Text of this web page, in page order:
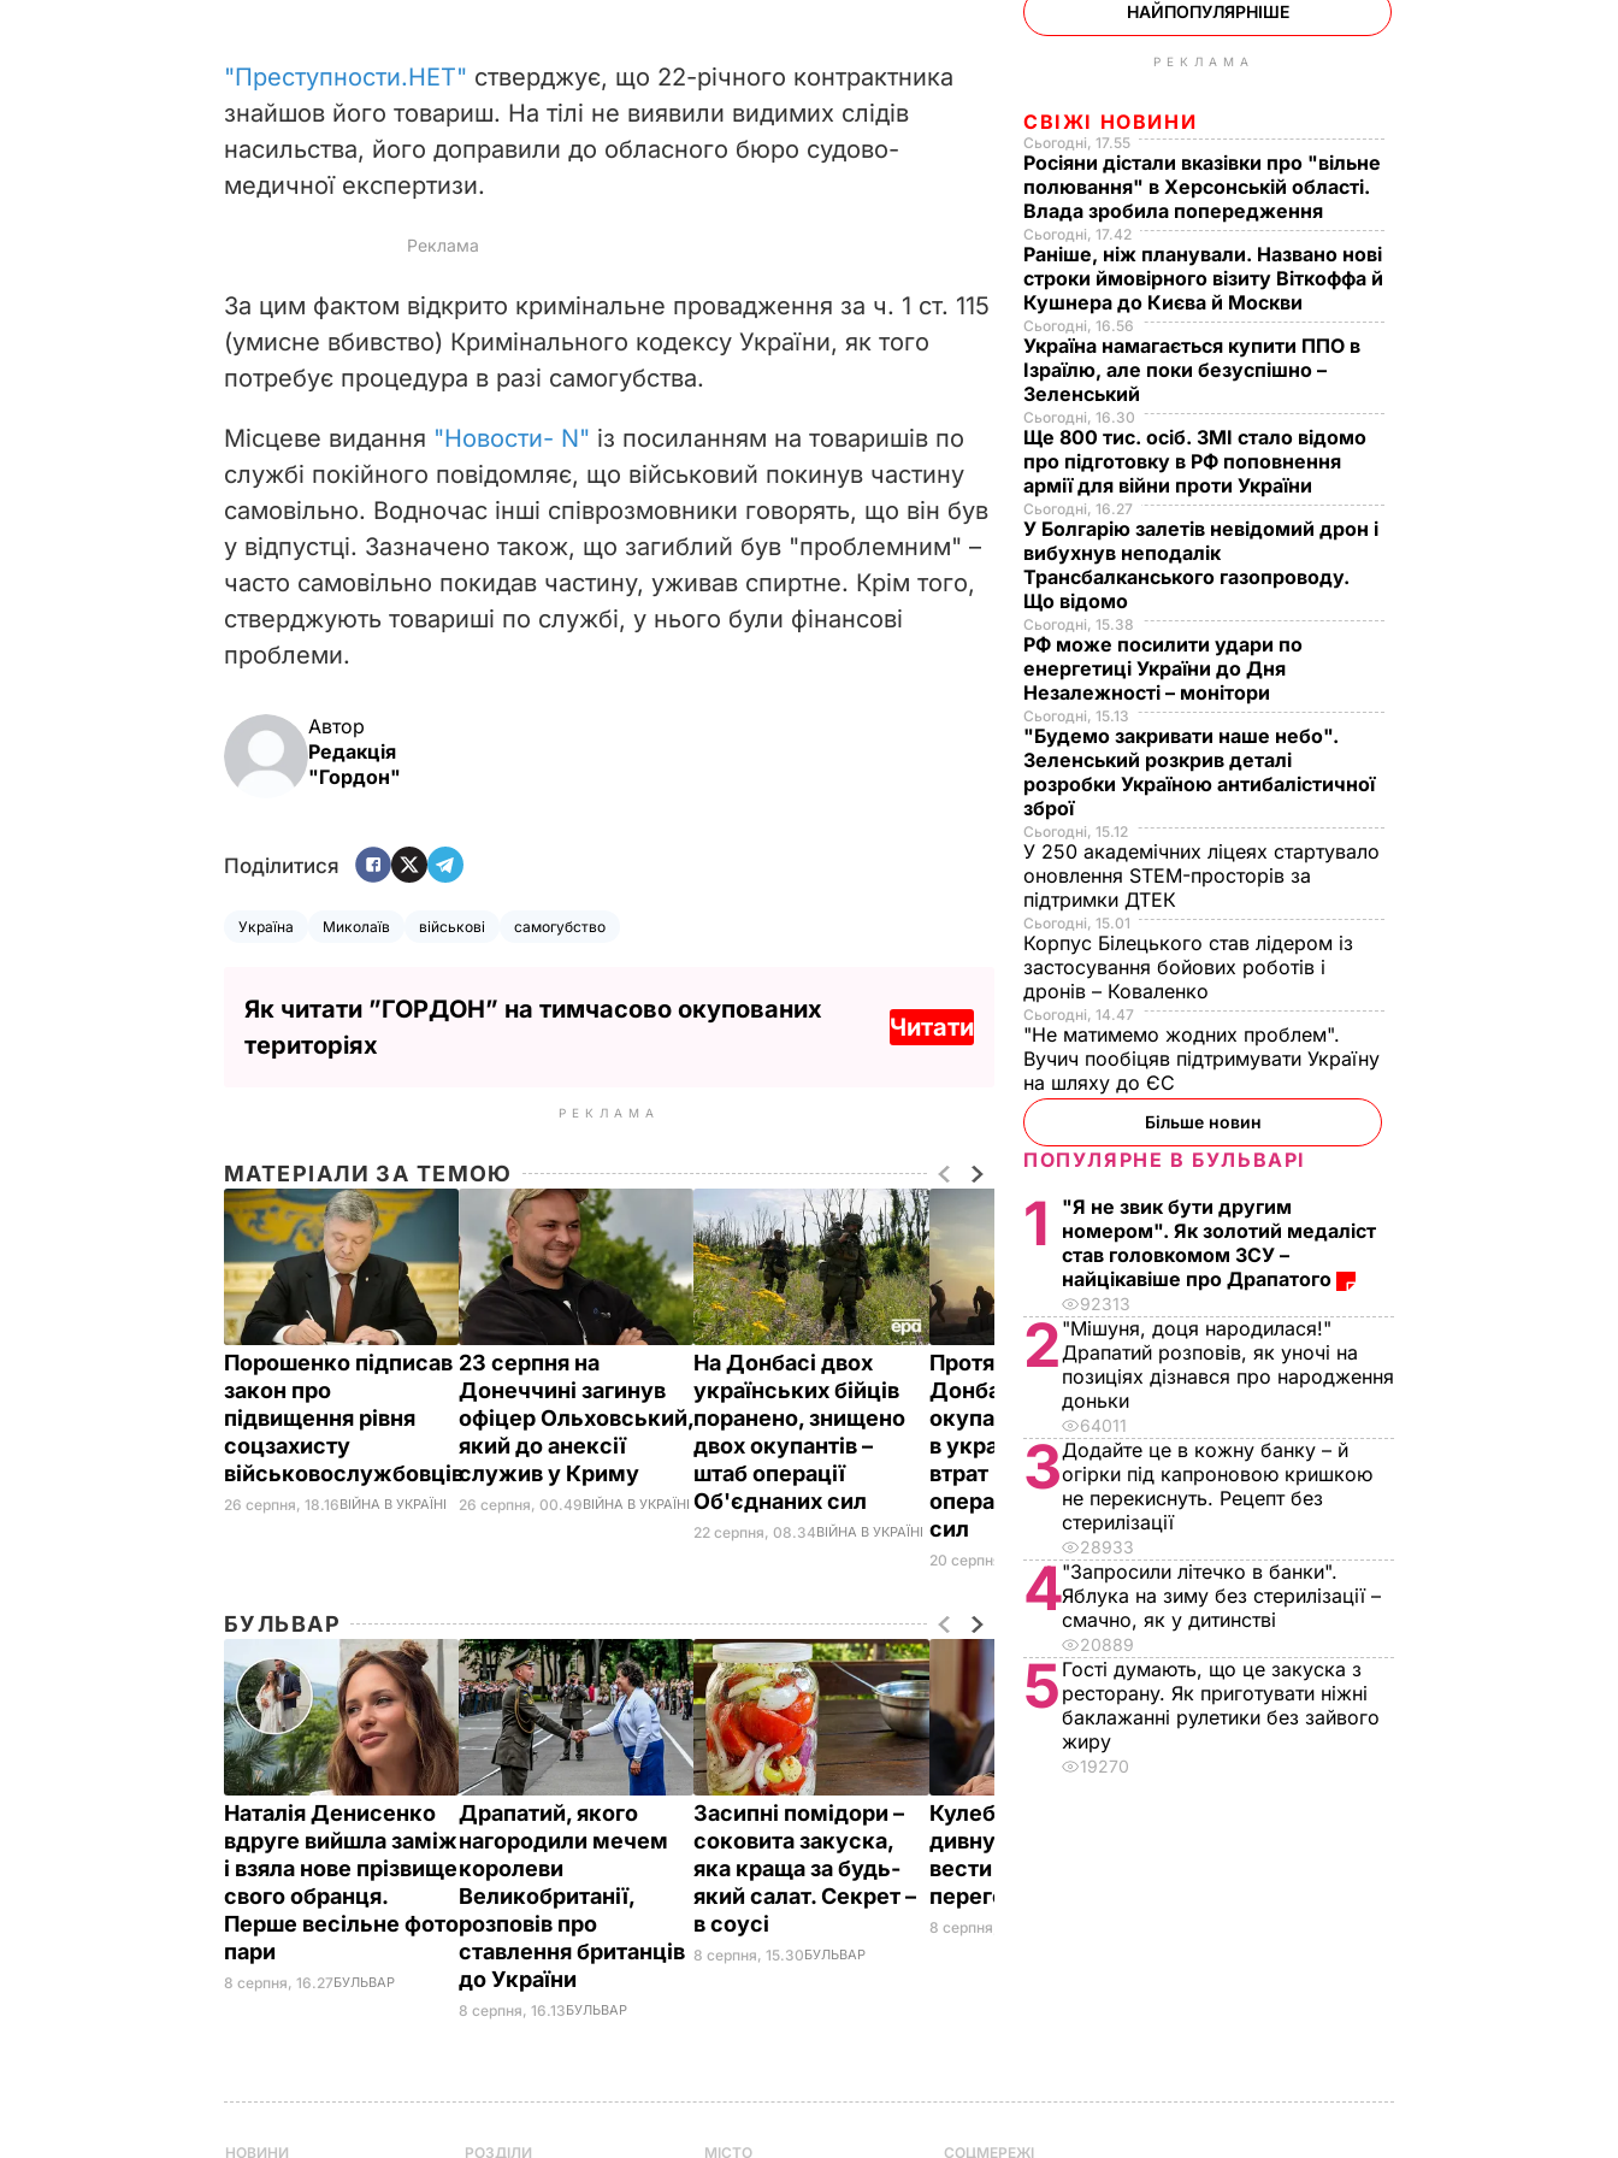
"Преступности.НЕТ" стверджує, що 22-річного контрактника
знайшов його товариш. На тілі не виявили видимих слідів
насильства, його доправили до обласного бюро судово-
медичної експертизи.
За цим фактом відкрито кримінальне провадження за ч. 1 ст. 115
(умисне вбивство) Кримінального кодексу України, як того
потребує процедура в разі самогубства.
Місцеве видання "Новости- N" із посиланням на товаришів по
службі покійного повідомляє, що військовий покинув частину
самовільно. Водночас інші співрозмовники говорять, що він був
у відпустці. Зазначено також, що загиблий був "проблемним" –
часто самовільно покидав частину, уживав спиртне. Крім того,
стверджують товариші по службі, у нього були фінансові
проблеми.
Автор
Редакція
"Гордон"
Поділитися
Україна Миколаїв військові самогубство
Як читати ”ГОРДОН” на тимчасово окупованих
територіях
Читати
РЕКЛАМА
МАТЕРІАЛИ ЗА ТЕМОЮ
Порошенко підписав
закон про
підвищення рівня
соцзахисту
військовослужбовців
26 серпня, 18.16ВІЙНА В УКРАЇНІ
23 серпня на
Донеччині загинув
офіцер Ольховський,
який до анексії
служив у Криму
26 серпня, 00.49ВІЙНА В УКРАЇНІ
На Донбасі двох
українських бійців
поранено, знищено
двох окупантів –
штаб операції
Об'єднаних сил
22 серпня, 08.34ВІЙНА В УКРАЇНІ
Протягом доби на
Донбасі двох
окупантів поранено,
в українських бійців
втрат немає – штаб
операції Об'єднаних
сил
20 серпня, 08.30ВІЙНА В УКРАЇНІ
Доба на Донбасі: 43
обстріли, п'ять
українських
військових, семеро
поранених
24 серпня, 08.11
БУЛЬВАР
Наталія Денисенко
вдруге вийшла заміж
і взяла нове прізвище
свого обранця.
Перше весільне фото
пари
8 серпня, 16.27БУЛЬВАР
Драпатий, якого
нагородили мечем
королеви
Великобританії,
розповів про
ставлення британців
до України
8 серпня, 16.13БУЛЬВАР
Засипні помідори –
соковита закуска,
яка краща за будь-
який салат. Секрет –
в соусі
8 серпня, 15.30БУЛЬВАР
Кулеба розповів про
дивну манеру Путіна
вести телефонні
переговори
8 серпня, 10.25
НАЙПОПУЛЯРНІШЕ
РЕКЛАМА
СВІЖІ НОВИНИ
Сьогодні, 17.55
Росіяни дістали вказівки про "вільне
полювання" в Херсонській області.
Влада зробила попередження
Сьогодні, 17.42
Раніше, ніж планували. Названо нові
строки ймовірного візиту Віткоффа й
Кушнера до Києва й Москви
Сьогодні, 16.56
Україна намагається купити ППО в
Ізраїлю, але поки безуспішно –
Зеленський
Сьогодні, 16.30
Ще 800 тис. осіб. ЗМІ стало відомо
про підготовку в РФ поповнення
армії для війни проти України
Сьогодні, 16.27
У Болгарію залетів невідомий дрон і
вибухнув неподалік
Трансбалканського газопроводу.
Що відомо
Сьогодні, 15.38
РФ може посилити удари по
енергетиці України до Дня
Незалежності – монітори
Сьогодні, 15.13
"Будемо закривати наше небо".
Зеленський розкрив деталі
розробки Україною антибалістичної
зброї
Сьогодні, 15.12
У 250 академічних ліцеях стартувало
оновлення STEM-просторів за
підтримки ДТЕК​
Сьогодні, 15.01
Корпус Білецького став лідером із
застосування бойових роботів і
дронів – Коваленко
Сьогодні, 14.47
"Не матимемо жодних проблем".
Вучич пообіцяв підтримувати Україну
на шляху до ЄС
Більше новин
ПОПУЛЯРНЕ В БУЛЬВАРІ
1
"Я не звик бути другим
номером". Як золотий медаліст
став головкомом ЗСУ –
найцікавіше про Драпатого
92313
2 "Мішуня, доця народилася!"
Драпатий розповів, як уночі на
позиціях дізнався про народження
доньки
64011
3Додайте це в кожну банку – й
огірки під капроновою кришкою
не перекиснуть. Рецепт без
стерилізації
28933
4"Запросили літечко в банки".
Яблука на зиму без стерилізації –
смачно, як у дитинстві
20889
5 Гості думають, що це закуска з
ресторану. Як приготувати ніжні
баклажанні рулетики без зайвого
жиру
19270
НОВИНИ РОЗДІЛИ МІСТО СОЦМЕРЕЖІ